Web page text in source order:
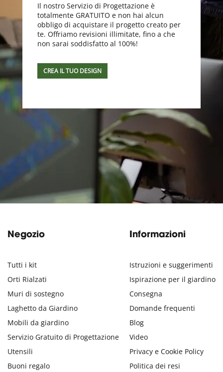
Il nostro Servizio di Progettazione è
totalmente GRATUITO e non hai alcun
obbligo di acquistare il progetto creato per
te. Offriamo revisioni illimitate, fino a che
non sarai soddisfatto al 100%!
CREA IL TUO DESIGN
Negozio
Tutti i kit
Orti Rialzati
Muri di sostegno
Laghetto da Giardino
Mobili da giardino
Servizio Gratuito di Progettazione
Utensili
Buoni regalo
Informazioni
Istruzioni e suggerimenti
Ispirazione per il giardino
Consegna
Domande frequenti
Blog
Video
Privacy e Cookie Policy
Politica dei resi